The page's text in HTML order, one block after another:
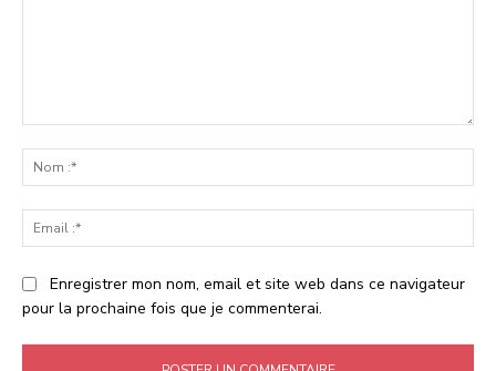
:*
:*
Enregistrer mon nom, email et site web dans ce navigateur
pour la prochaine fois que je commenterai.